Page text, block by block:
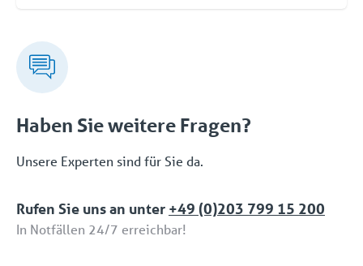
Zertifizierungen: ISO 9001 (Qualität), ISO 45001
(Sicherheit) und ISO 14001 (Umwelt).
Haben Sie weitere Fragen?
Unsere Experten sind für Sie da.
Rufen Sie uns an unter +49 (0)203 799 15 200
In Notfällen 24/7 erreichbar!